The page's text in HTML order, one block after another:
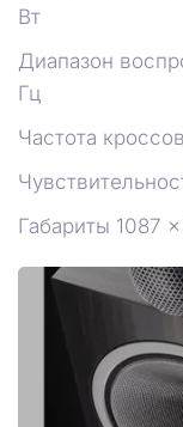
Вт
Диапазон
Гц
Частота
Габариты 1087